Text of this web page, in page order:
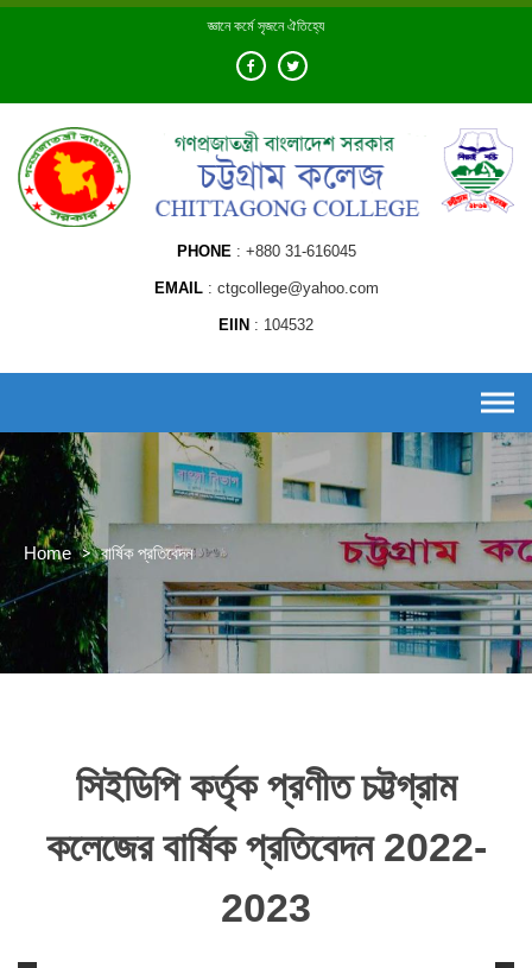
Skip
জ্ঞানে কর্মে সৃজনে ঐতিহ্যে
PHONE +880 31-616045
EMAIL ctgcollege@yahoo.com
EIIN 104532
Home > বার্ষিক প্রতিবেদন
সিইডিপি কর্তৃক প্রণীত চট্টগ্রাম
কলেজের বার্ষিক প্রতিবেদন 2022-
2023